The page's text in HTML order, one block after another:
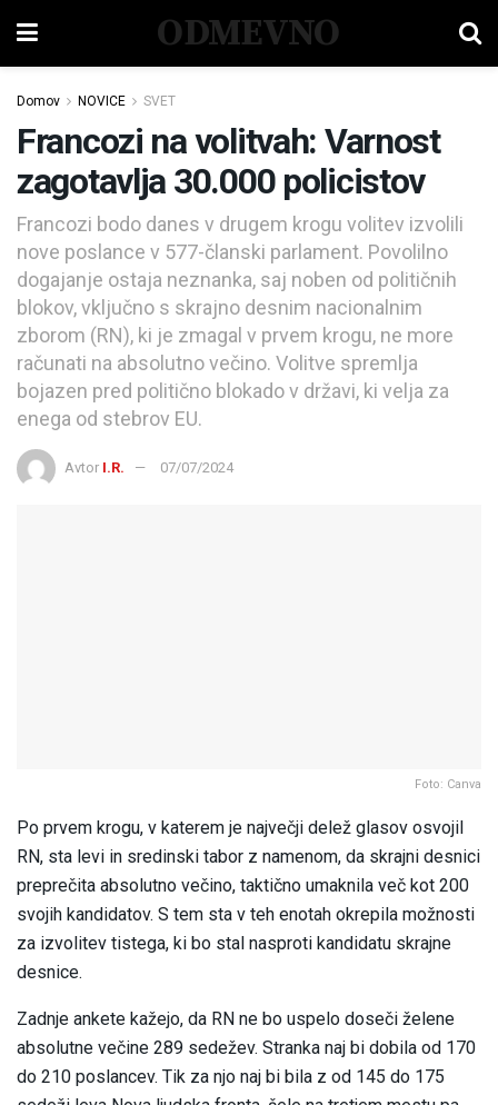
ODMEVNO
Domov NOVICE SVET
Francozi na volitvah: Varnost
zagotavlja 30.000 policistov
Francozi bodo danes v drugem krogu volitev izvolili
nove poslance v 577-članski parlament. Povolilno
dogajanje ostaja neznanka, saj noben od političnih
blokov, vključno s skrajno desnim nacionalnim
zborom (RN), ki je zmagal v prvem krogu, ne more
računati na absolutno večino. Volitve spremlja
bojazen pred politično blokado v državi, ki velja za
enega od stebrov EU.
Avtor I.R. 07/07/2024
Foto: Canva
Po prvem krogu, v katerem je največji delež glasov osvojil
RN, sta levi in sredinski tabor z namenom, da skrajni desnici
preprečita absolutno večino, taktično umaknila več kot 200
svojih kandidatov. S tem sta v teh enotah okrepila možnosti
za izvolitev tistega, ki bo stal nasproti kandidatu skrajne
desnice.
Zadnje ankete kažejo, da RN ne bo uspelo doseči želene
absolutne večine 289 sedežev. Stranka naj bi dobila od 170
do 210 poslancev. Tik za njo naj bi bila z od 145 do 175